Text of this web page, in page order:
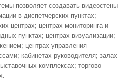
позволяет создавать видеостены
в диспетчерских пунктах;
центрах; центрах мониторинга и
пунктах; центрах визуализации;
центрах управления
кабинетах руководителя; залах
комплексах; торгово-